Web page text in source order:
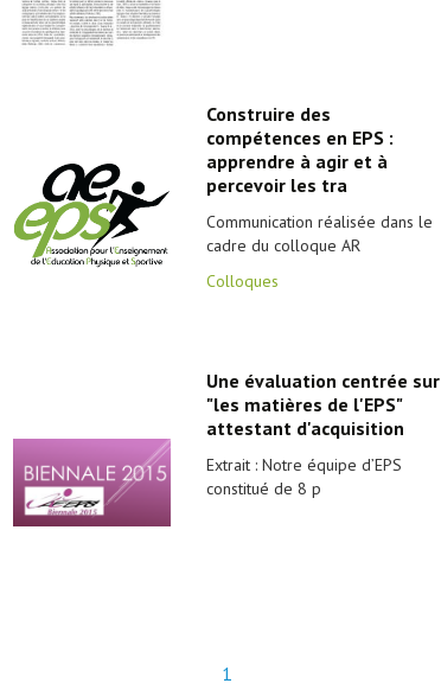
Construire des
compétences en EPS :
apprendre à agir et à
percevoir les tra
Communication réalisée dans le
cadre du colloque AR
Colloques
Une évaluation centrée sur
"les matières de l'EPS"
attestant d'acquisition
Extrait : Notre équipe d’EPS
constitué de 8 p
1